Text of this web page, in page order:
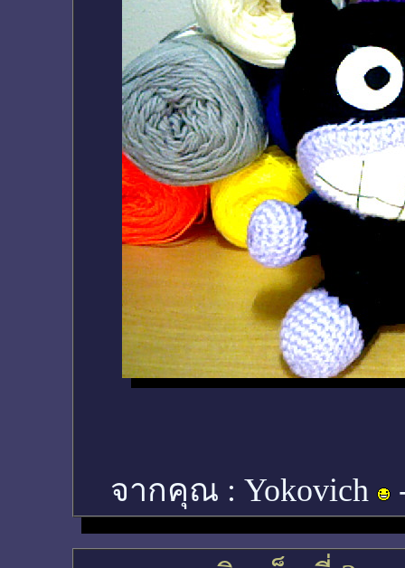
จากคุณ : Yokovich